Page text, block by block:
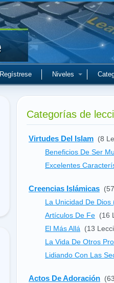
Regístrese Niveles
Categorías de
Virtudes Del Islam (8
Beneficios De Ser
Excelentes
Creencias Islámicas
La Unicidad De Dios
Artículos De Fe (16
El Más Allá
(13
La Vida De Otros
Lidiando Con Las
Actos De Adoración